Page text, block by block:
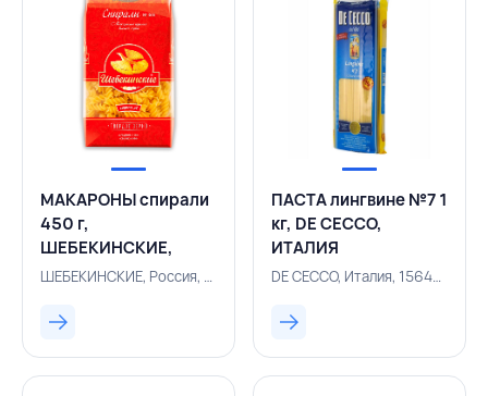
МАКАРОНЫ спирали
450 г,
ШЕБЕКИНСКИЕ,
РОССИЯ
ШЕБЕКИНСКИЕ, Россия, 156400121
ПАСТА лингвине №7 1
кг, DE CECCO,
ИТАЛИЯ
DE CECCO, Италия, 156400727